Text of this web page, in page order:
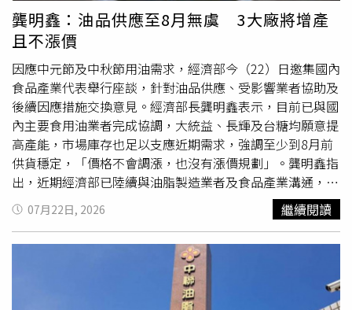
評估結果作成，「這些產品都是安全的」，民眾可安心選購
符合恢復上架條件的商品。食藥署23日在官網「中聯油脂案
專區」新增「可重新上架之產品清單」，內容涵蓋泰山、福
懋及福壽使用19批合格油品所製成的商品，共計501項，提
供消費者、通路及地方政府查詢。其中，泰山包含0.6公升
沙拉油、18公升沙拉油、18公升料理油及18公升油炸專用
油；福懋包括一級黃豆油、益康大豆沙拉油、益康烹調油等
產品；福壽則有一級黃豆油、不飽和大豆沙拉油、大豆沙拉
油及辣椒油等多項商品列入名單。食藥署副署長王德原表
示，食藥署已於7月22日函送符合恢復上架條件的19批油品
及相關產品資訊給各地方衛生局，請各縣市依權責督導業者
辦理恢復上架作業。他指出，所有列入恢復販售名單的商
品，皆依照「分源分項、逐批確認、上下游核對」原則完成
檢驗，並經食品風險評估諮議會確認符合食品衛生安全標準
後，才納入可恢復流通範圍。因此，實際是否重新上架、何
時恢復販售，仍尊重地方衛生局依法監督，以及各業者依市
龔明鑫：油品供應至8月無虞 3大廠將增產
且不漲價
因應中元節及中秋節用油需求，經濟部今（22）日邀集國內
食品產業代表舉行座談，針對油品供應、受影響業者協助及
後續因應措施交換意見。經濟部長龔明鑫表示，目前已與國
內主要食用油業者完成協調，大統益、長輝及台糖均願意提
高產能，市場庫存也足以支應近期需求，強調至少到8月前
供貨穩定，「價格不會調漲，也沒有漲價規劃」。龔明鑫指
出，近期經濟部已陸續與油脂製造業者及食品產業溝通，希
望降低事件對市場造成的衝擊。會中不少下游食品業者反
映，在油品事件中同樣承受營運壓力，希望政府能提供更多
協助，經濟部將持續與相關部會合作，協助產業恢復正常營
運。針對食藥署公布的油品檢驗結果，龔明鑫表示，符合規
定的油品將恢復販售，經濟部會透過商業署協調通路，加快
商品重新鋪貨，並配合地方衛生機關完成相關行政程序；至
07月22日, 2026 繼續閱讀